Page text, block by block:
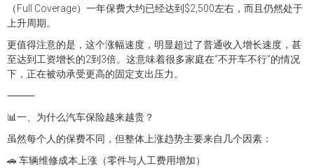
（Full Coverage）一年保费大约已经达到$2,500左右，而且仍然处于
上升周期。
更值得注意的是，这个涨幅速度，明显超过了普通收入增长速度，甚
至达到工资增长的2到3倍。这意味着很多家庭在“不开车不行”的情况
下，正在被动承受更高的固定支出压力。
⸻
📊一、为什么汽车保险越来越贵？
虽然每个人的保费不同，但整体上涨趋势主要来自几个因素：
🚗 车辆维修成本上涨（零件与人工费用增加）